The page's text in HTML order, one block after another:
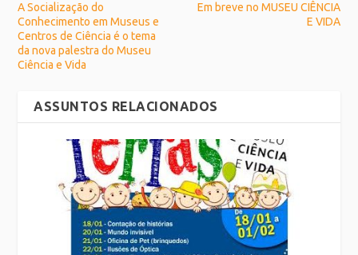
A Socialização do
Conhecimento em Museus e
Centros de Ciência é o tema
da nova palestra do Museu
Ciência e Vida
Em breve no MUSEU CIÊNCIA
E VIDA
ASSUNTOS RELACIONADOS